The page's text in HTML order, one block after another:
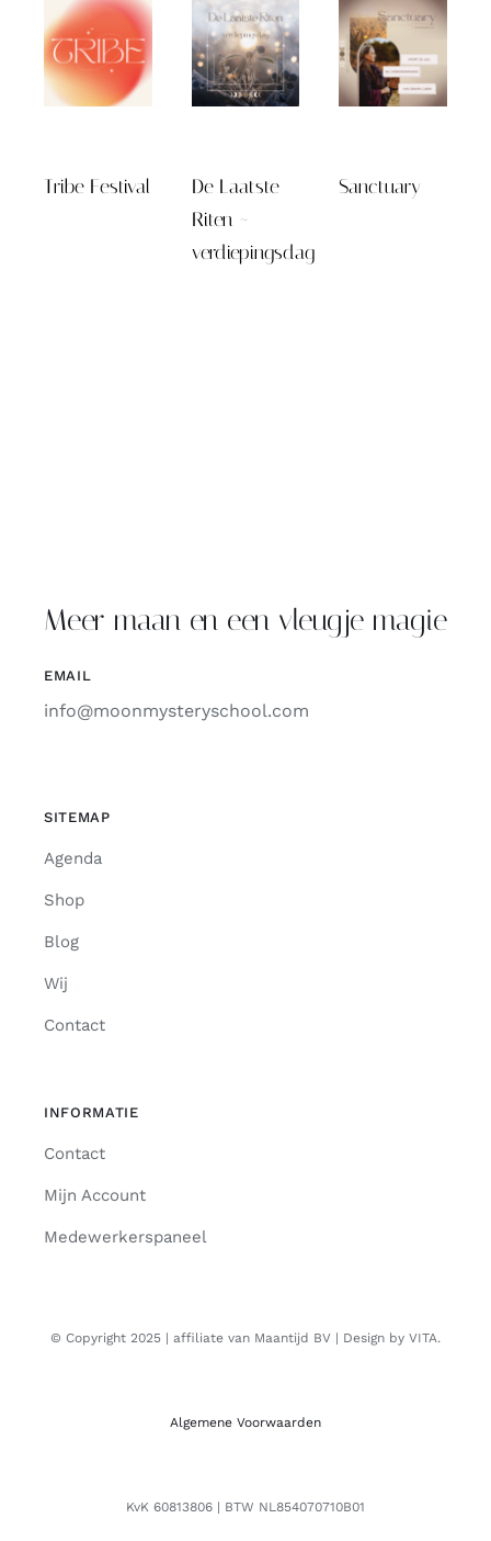
Tribe Festival
De Laatste
Riten ~
verdiepingsdag
Sanctuary
Meer maan en een vleugje magie
EMAIL
info@moonmysteryschool.com
SITEMAP
Agenda
Shop
Blog
Wij
Contact
INFORMATIE
Contact
Mijn Account
Medewerkerspaneel
© Copyright 2025 | affiliate van Maantijd BV | Design by VITA.
Algemene Voorwaarden
KvK 60813806 | BTW NL854070710B01